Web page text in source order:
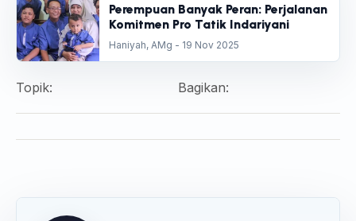
Perempuan Banyak Peran: Perjalanan
Komitmen Pro Tatik Indariyani
Haniyah, AMg - 19 Nov 2025
Topik: Bagikan: